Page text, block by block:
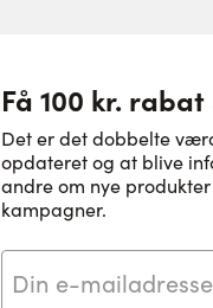
Få 100 kr.
Det er det dobbelte
opdateret og at blive
andre om nye
kampagner.